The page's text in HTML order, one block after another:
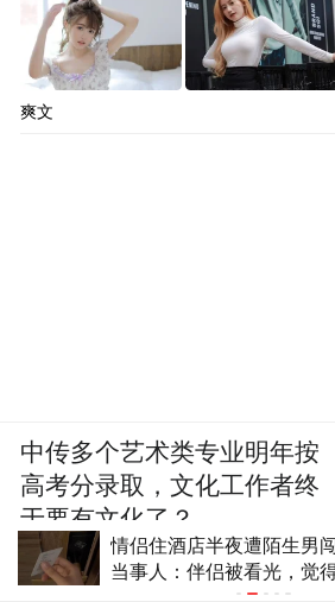
北京启动防汛四级应急响应
爽文
中传多个艺术类专业明年按
高考分录取，文化工作者终
于要有文化了？